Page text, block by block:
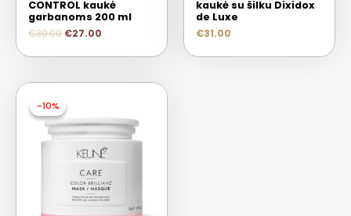
CONTROL kaukė
garbanoms 200 ml
€30.00 €27.00
kaukė su šilku Dixidox
de Luxe
€31.00
-10%
-10%